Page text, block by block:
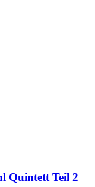
Quintett Teil 2